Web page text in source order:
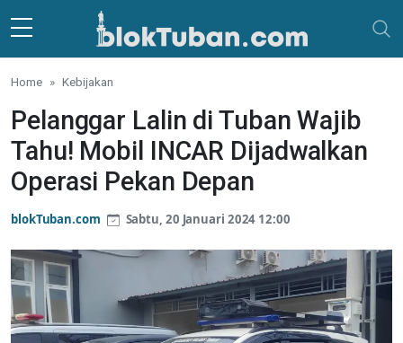
Skip to main content
Home Kebijakan
Pelanggar Lalin di Tuban Wajib
Tahu! Mobil INCAR Dijadwalkan
Operasi Pekan Depan
blokTuban.com Sabtu, 20 Januari 2024 12:00